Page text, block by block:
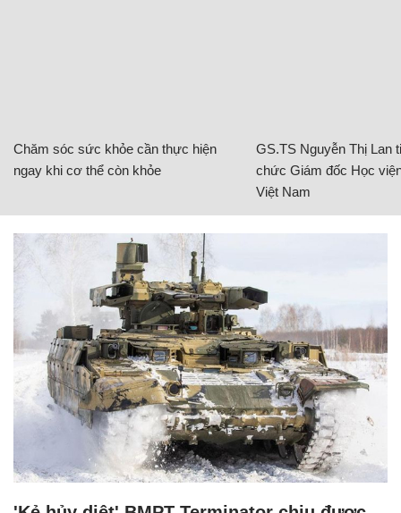
Chăm sóc sức khỏe cần thực hiện
ngay khi cơ thể còn khỏe
GS.TS Nguyễn Thị Lan
chức Giám đốc Học
Việt Nam